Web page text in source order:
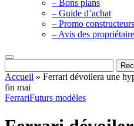
– Bons plans
– Guide d’achat
– Promo constructeurs
– Avis des
Accueil » Ferrari dévoilera une
fin mai
FerrariFuturs modèles